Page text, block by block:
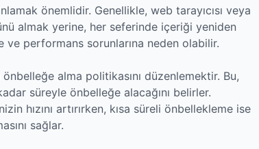
önemlidir. Genellikle, web tarayıcısı veya
almak yerine, her seferinde içeriği yeniden
ve performans sorunlarına neden olabilir.
alma politikasını düzenlemektir. Bu,
süreyle önbelleğe alacağını belirler.
hızını artırırken, kısa süreli önbellekleme ise
sağlar.